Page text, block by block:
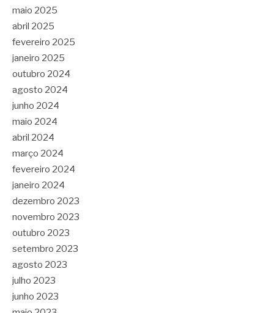
maio 2025
abril 2025
fevereiro 2025
janeiro 2025
outubro 2024
agosto 2024
junho 2024
maio 2024
abril 2024
março 2024
fevereiro 2024
janeiro 2024
dezembro 2023
novembro 2023
outubro 2023
setembro 2023
agosto 2023
julho 2023
junho 2023